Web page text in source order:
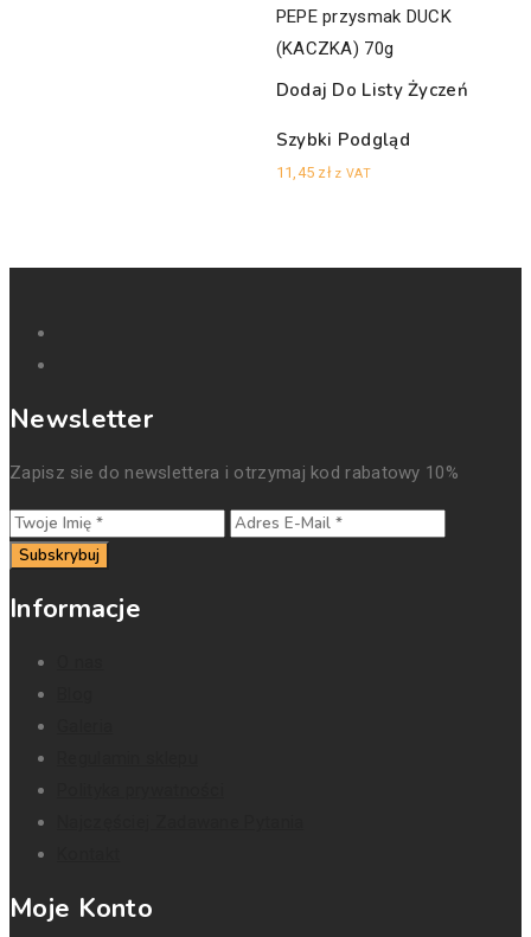
PEPE przysmak DUCK
(KACZKA) 70g
Dodaj Do Listy Życzeń
Szybki Podgląd
11,45 zł z VAT
Newsletter
Zapisz sie do newslettera i otrzymaj kod rabatowy 10%
Subskrybuj
Informacje
Moje Konto